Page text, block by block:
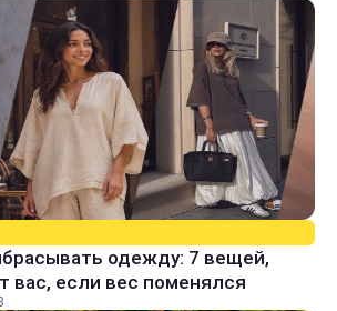
одежду: 7 вещей,
вас, если вес поменялся